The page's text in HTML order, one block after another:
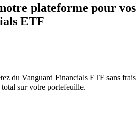
plateforme pour vos
ETF
du Vanguard Financials ETF sans frais
sur votre portefeuille.